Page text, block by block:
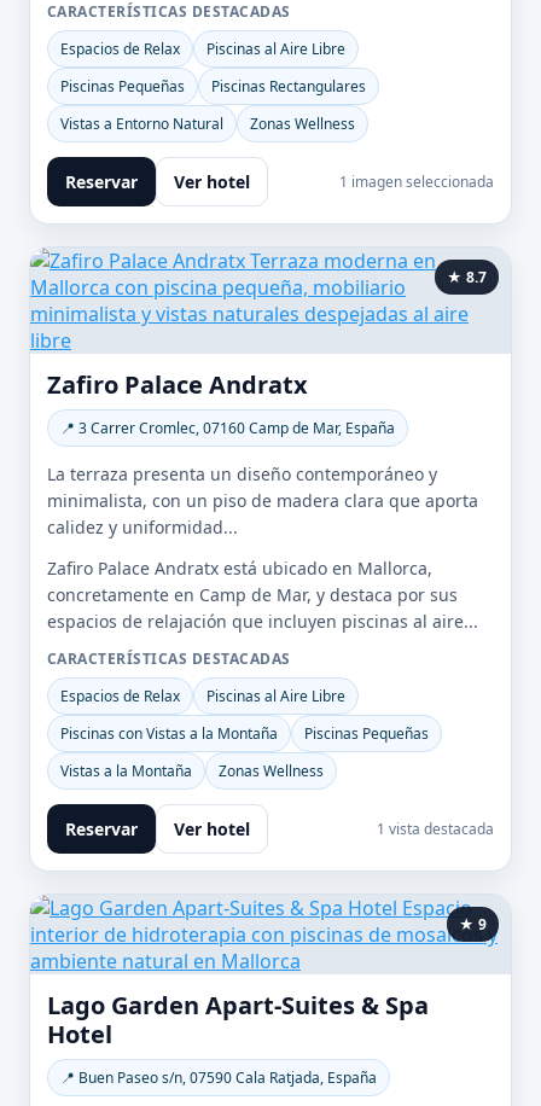
CARACTERÍSTICAS DESTACADAS
Espacios de Relax
Piscinas al Aire Libre
Piscinas Pequeñas
Piscinas Rectangulares
Vistas a Entorno Natural
Zonas Wellness
Reservar Ver hotel 1 imagen seleccionada
★ 8.7
Zafiro Palace Andratx
📍 3 Carrer Cromlec, 07160 Camp de Mar, España
La terraza presenta un diseño contemporáneo y
minimalista, con un piso de madera clara que aporta
calidez y uniformidad...
Zafiro Palace Andratx está ubicado en Mallorca,
concretamente en Camp de Mar, y destaca por sus
espacios de relajación que incluyen piscinas al aire...
CARACTERÍSTICAS DESTACADAS
Espacios de Relax
Piscinas al Aire Libre
Piscinas con Vistas a la Montaña
Piscinas Pequeñas
Vistas a la Montaña
Zonas Wellness
Reservar Ver hotel 1 vista destacada
★ 9
Lago Garden Apart-Suites & Spa
Hotel
📍 Buen Paseo s/n, 07590 Cala Ratjada, España